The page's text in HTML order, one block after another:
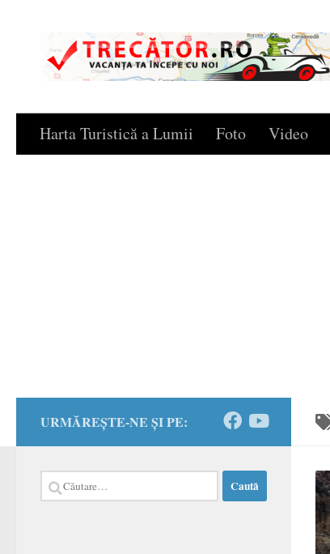
Skip to content
Harta Turistică a Lumii Foto Video
URMĂREȘTE-NE ȘI PE:
Caută
după: